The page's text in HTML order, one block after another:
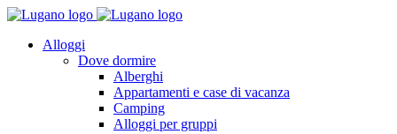
Alloggi
Dove dormire
Alberghi
Appartamenti e case di vacanza
Camping
Alloggi per gruppi